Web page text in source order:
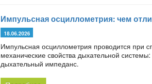
Импульсная осциллометрия: чем
18.06.2026
Импульсная осциллометрия проводится при
механические свойства дыхательной
дыхательный импеданс.